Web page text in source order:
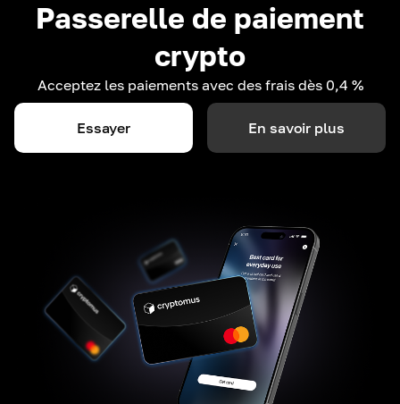
Passerelle de paiement
crypto
Acceptez les paiements avec des frais dès 0,4 %
Essayer En savoir plus